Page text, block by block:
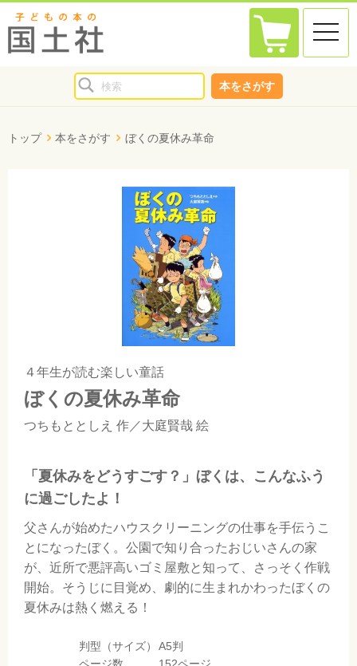
toggle
本をさがす
トップ 本をさがす ぼくの夏休み革命
４年生が読む楽しい童話
ぼくの夏休み革命
つちもととしえ 作／大庭賢哉 絵
「夏休みをどうすごす？」ぼくは、こんなふう
に過ごしたよ！
父さんが始めたハウスクリーニングの仕事を手伝うこ
とになったぼく。公園で知り合ったおじいさんの家
が、近所で悪評高いゴミ屋敷と知って、さっそく作戦
開始。そうじに目覚め、劇的に生まれかわったぼくの
夏休みは熱く燃える！
判型（サイズ）
A5判